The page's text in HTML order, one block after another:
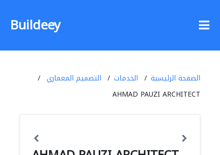
Buildeey
الصفحة الرئيسية الخدمات
التصميم المعماري
AHMAD PAUZI ARCHITECT